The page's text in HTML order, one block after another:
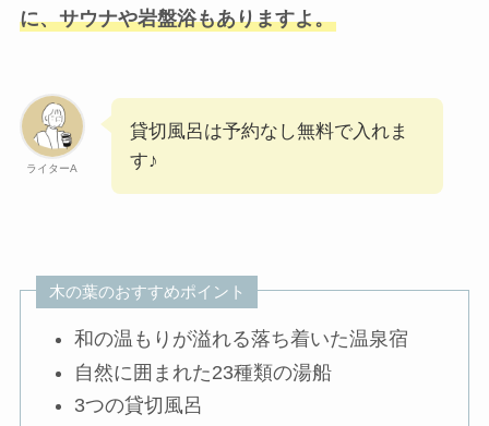
に、サウナや岩盤浴もありますよ。
ライターA
貸切風呂は予約なし無料で入れま
す♪
木の葉のおすすめポイント
和の温もりが溢れる落ち着いた温泉宿
自然に囲まれた23種類の湯船
3つの貸切風呂